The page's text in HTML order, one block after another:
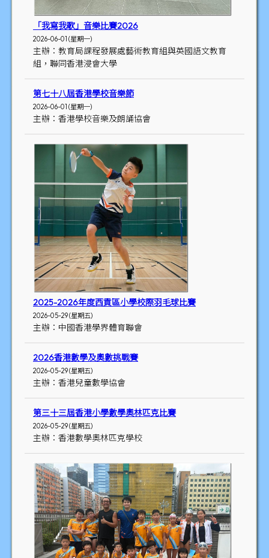
「我寫我歌」音樂比賽2026
2026-06-01 (星期一)
主辦：教育局課程發展處藝術教育組與英國語文教育
組，聯同香港浸會大學
第七十八屆香港學校音樂節
2026-06-01 (星期一)
主辦：香港學校音樂及朗誦協會
2025-2026年度西貢區小學校際羽毛球比賽
2026-05-29 (星期五)
主辦：中國香港學界體育聯會
2026香港數學及奧數挑戰賽
2026-05-29 (星期五)
主辦：香港兒童數學協會
第三十三屆香港小學數學奧林匹克比賽
2026-05-29 (星期五)
主辦：香港數學奧林匹克學校